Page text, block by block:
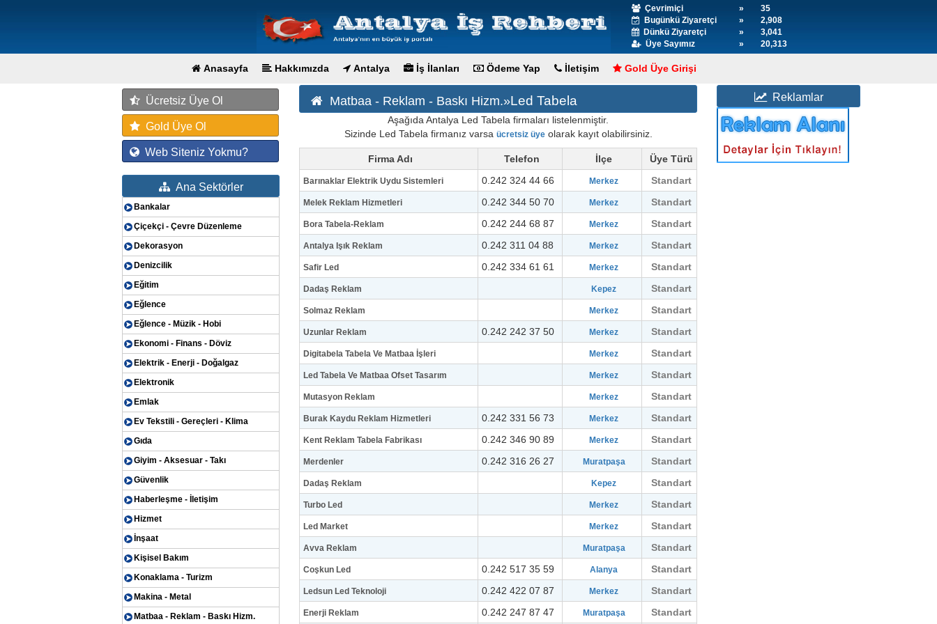
Çevrimiçi »
35
Bugünkü Ziyaretçi
»
2,908
Dünkü Ziyaretçi
»
3,041
Üye Sayımız
» 20,313
Anasayfa Hakkımızda Antalya İş İlanları Ödeme Yap İletişim Gold Üye Girişi
Ücretsiz Üye Ol
Gold Üye Ol
Web Siteniz Yokmu?
Ana Sektörler
Bankalar
Çiçekçi - Çevre Düzenleme
Dekorasyon
Denizcilik
Eğitim
Eğlence
Eğlence - Müzik - Hobi
Ekonomi - Finans - Döviz
Elektrik - Enerji - Doğalgaz
Elektronik
Emlak
Ev Tekstili - Gereçleri - Klima
Gıda
Giyim - Aksesuar - Takı
Güvenlik
Haberleşme - İletişim
Hizmet
İnşaat
Kişisel Bakım
Konaklama - Turizm
Makina - Metal
Matbaa - Reklam - Baskı Hizm.
Matbaa - Reklam - Baskı Hizm.»Led Tabela
Aşağıda Antalya Led Tabela firmaları listelenmiştir.
Sizinde Led Tabela firmanız varsa ücretsiz üyeolarak kayıt olabilirsiniz.
Firma Adı Telefon İlçe Üye Türü
Barınaklar Elektrik Uydu Sistemleri 0.242 324 44 66 Merkez Standart
Melek Reklam Hizmetleri 0.242 344 50 70 Merkez Standart
Bora Tabela-Reklam 0.242 244 68 87 Merkez Standart
Antalya Işık Reklam 0.242 311 04 88 Merkez Standart
Safir Led 0.242 334 61 61 Merkez Standart
Dadaş Reklam Kepez Standart
Solmaz Reklam Merkez Standart
Uzunlar Reklam 0.242 242 37 50 Merkez Standart
Digitabela Tabela Ve Matbaa İşleri Merkez Standart
Led Tabela Ve Matbaa Ofset Tasarım Merkez Standart
Mutasyon Reklam Merkez Standart
Burak Kaydu Reklam Hizmetleri 0.242 331 56 73 Merkez Standart
Kent Reklam Tabela Fabrikası 0.242 346 90 89 Merkez Standart
Merdenler 0.242 316 26 27 Muratpaşa Standart
Dadaş Reklam Kepez Standart
Turbo Led Merkez Standart
Led Market Merkez Standart
Avva Reklam Muratpaşa Standart
Coşkun Led 0.242 517 35 59 Alanya Standart
Ledsun Led Teknoloji 0.242 422 07 87 Merkez Standart
Enerji Reklam 0.242 247 87 47 Muratpaşa Standart
Reklamlar